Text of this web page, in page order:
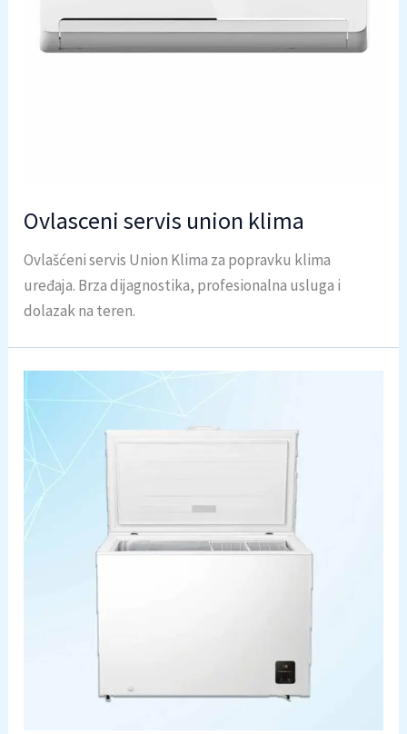
Ovlasceni servis union klima
Ovlašćeni servis Union Klima za popravku klima
uređaja. Brza dijagnostika, profesionalna usluga i
dolazak na teren.